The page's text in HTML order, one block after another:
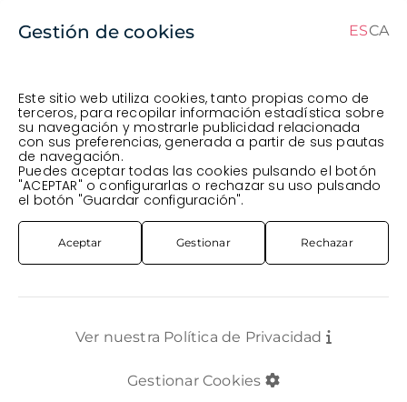
ESCA
Pedido en curso (Previsto para el dia) ·
Transportista
Ver Pedido
FLOR CORTADA FLOR VARIADA BOQUET ESPECIAL HORTENCIES MIX
Gestión de cookies ESCA
Este sitio web utiliza cookies, tanto propias como de
terceros, para recopilar información estadística sobre
su navegación y mostrarle publicidad relacionada
con sus preferencias, generada a partir de sus pautas
de navegación.
Puedes aceptar todas las cookies pulsando el botón
"ACEPTAR" o configurarlas o rechazar su uso pulsando
el botón "Guardar configuración".
Aceptar Gestionar Rechazar
Ver nuestra Política de Privacidad
Gestionar Cookies